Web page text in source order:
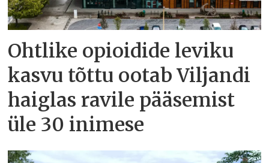
Ohtlike opioidide leviku
kasvu tõttu ootab Viljandi
haiglas ravile pääsemist
üle 30 inimese